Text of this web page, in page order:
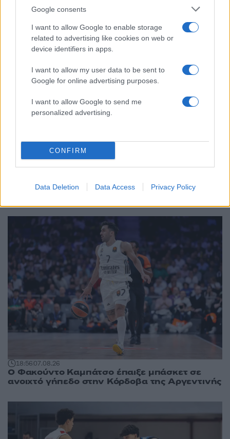
Google consents
I want to allow Google to enable storage
related to advertising like cookies on web or
device identifiers in apps.
I want to allow my user data to be sent to
Google for online advertising purposes.
I want to allow Google to send me
personalized advertising.
CONFIRM
Data Deletion Data Access Privacy Policy
Marfin: Η 46χρονη πήρε προθεσμία για
να απολογηθεί την Τρίτη – «Είναι αθώα,
συμμετείχε στη διαδήλωση όπως και
100.000 άτομα»
Μεταφορές χρημάτων: Πότε μπορεί να
θεωρηθούν δωρεές και να επιβληθεί
φόρος – Τι ισχυεί για τις γονικές παροχές
Το πολωμένο μελτέμι που τροφοδότησε
τις φωτιές σε Αττική και Βοιωτία: «Από τα
ισχυρότερα επεισόδια των τελευταίων 50
Αθλητικά:
18:5607.08.26
Ο Φακούντο Καμπάτσο έπαιξε μπάσκετ σε
ανοιχτό γήπεδο στην Κόρδοβα της Αργεντινής